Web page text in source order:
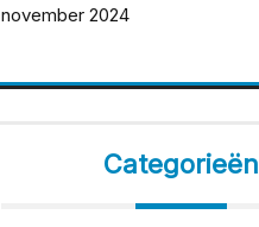
november 2024
Categorieën